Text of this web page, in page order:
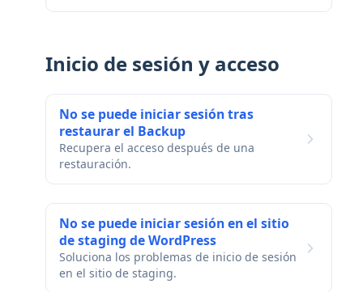
Inicio de sesión y acceso
No se puede iniciar sesión tras
restaurar el Backup
Recupera el acceso después de una
restauración.
No se puede iniciar sesión en el sitio
de staging de WordPress
Soluciona los problemas de inicio de sesión
en el sitio de staging.